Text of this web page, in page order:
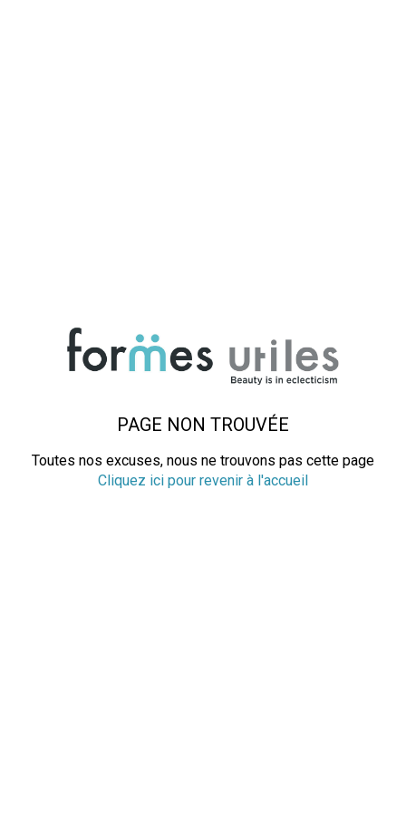
PAGE NON TROUVÉE
Toutes nos excuses, nous ne trouvons pas cette page
Cliquez ici pour revenir à l'accueil